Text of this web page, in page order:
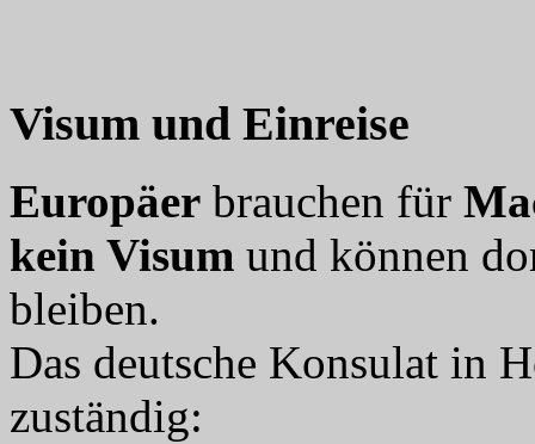
Visum und Einreise
Europäer brauchen für
kein Visum und können
bleiben.
Das deutsche Konsulat in
zuständig: